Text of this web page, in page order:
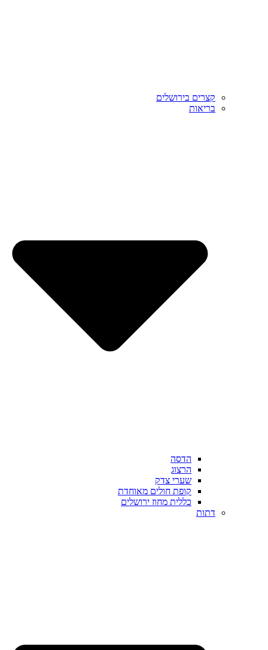
קצרים בירושלים
בריאות
הדסה
הרצוג
שערי צדק
קופת חולים מאוחדת
כללית מחוז ירושלים
דתות